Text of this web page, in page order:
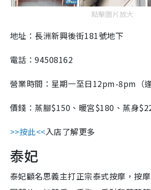
點擊圖片放大
地址：長洲新興後街181號地下
電話：94508162
營業時間：星期一至日12pm-8pm（逢
價錢：蒸腳$150、暖宮$180、蒸身
>>按此<<入店了解更多
泰妃
泰妃顧名思義主打正宗泰式按摩，按